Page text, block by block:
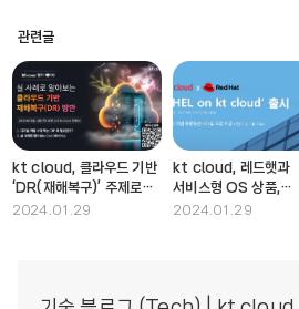
관련글
kt cloud, 클라우드 기반
‘DR(재해복구)’ 주제로
2월 1일 웨비나 진행
2024.01.29
kt cloud, 레드햇과
서비스형 OS 상품,
'RHEL on kt cloud'
2024.01.29